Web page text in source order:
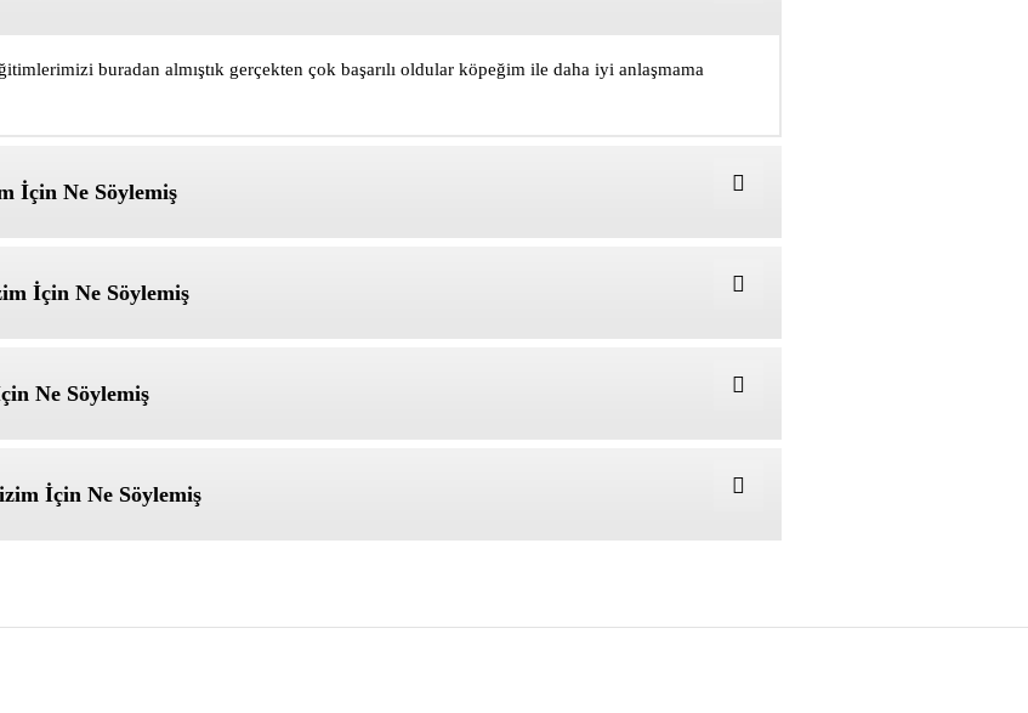
buradan almıştık gerçekten çok başarılı oldular köpeğim ile daha iyi anlaşmama
İçin Ne Söylemiş
İçin Ne Söylemiş
Ne Söylemiş
İçin Ne Söylemiş